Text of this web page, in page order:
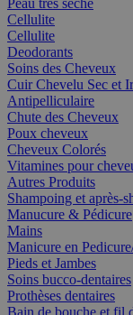
Peau très seche
Cellulite
Cellulite
Deodorants
Soins des Cheveux
Cuir Chevelu Sec et
Antipelliculaire
Chute des Cheveux
Poux cheveux
Cheveux Colorés
Vitamines pour
Autres Produits
Shampoing et après-
Manucure & Pédicure
Mains
Manicure en
Pieds et Jambes
Soins bucco-dentaires
Prothèses dentaires